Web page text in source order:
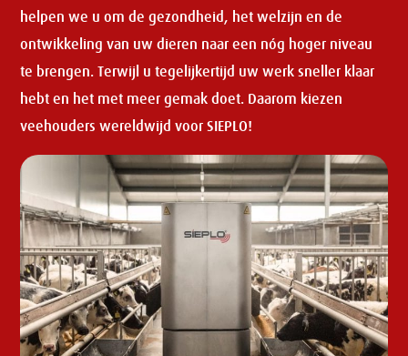
helpen we u om de gezondheid, het welzijn en de
ontwikkeling van uw dieren naar een nóg hoger niveau
te brengen. Terwijl u tegelijkertijd uw werk sneller klaar
hebt en het met meer gemak doet. Daarom kiezen
veehouders wereldwijd voor SIEPLO!